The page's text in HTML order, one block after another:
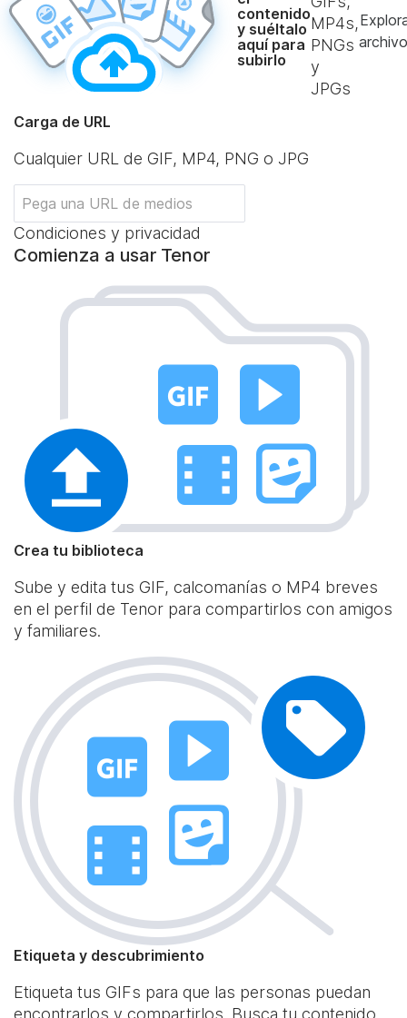
contenido
y suéltalo
aquí para
subirlo
MP4s,
PNGs
y
JPGs
Carga de URL
Cualquier URL de GIF, MP4, PNG o JPG
Condiciones y privacidad
Comienza a usar Tenor
Crea tu biblioteca
Sube y edita tus GIF, calcomanías o MP4 breves
en el perfil de Tenor para compartirlos con amigos
y familiares.
Etiqueta y descubrimiento
Etiqueta tus GIFs para que las personas puedan
encontrarlos y compartirlos. Busca tu contenido